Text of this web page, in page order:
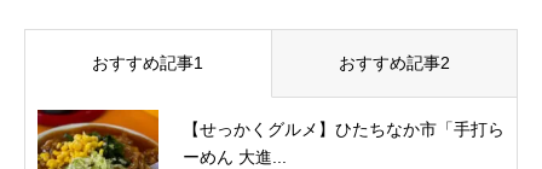
おすすめ記事1 おすすめ記事2
【せっかくグルメ】ひたちなか市「手打ら
ーめん 大進...